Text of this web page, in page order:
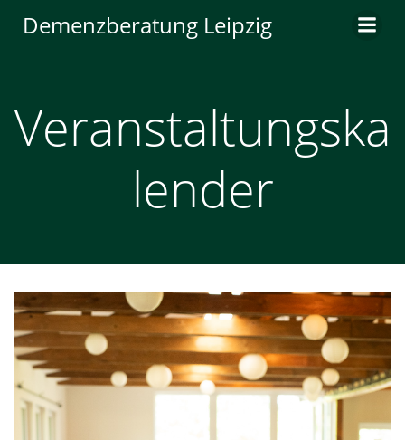
Inhalt
Demenzberatung Leipzig
Veranstaltungska
lender